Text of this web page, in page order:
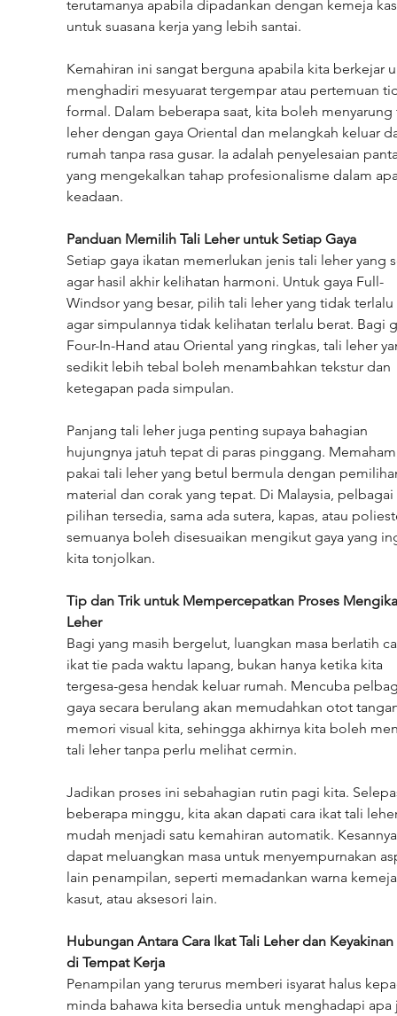
terutamanya apabila dipadankan dengan kemeja
untuk suasana kerja yang lebih santai.
Kemahiran ini sangat berguna apabila kita berkejar
menghadiri mesyuarat tergempar atau pertemuan
formal. Dalam beberapa saat, kita boleh
leher dengan gaya Oriental dan melangkah keluar
rumah tanpa rasa gusar. Ia adalah penyelesaian
yang mengekalkan tahap profesionalisme dalam
keadaan.
Panduan Memilih Tali Leher untuk Setiap Gaya
Setiap gaya ikatan memerlukan jenis tali leher yang
agar hasil akhir kelihatan harmoni. Untuk gaya Full-
Windsor yang besar, pilih tali leher yang tidak
agar simpulannya tidak kelihatan terlalu berat. Bagi
Four-In-Hand atau Oriental yang ringkas, tali leher
sedikit lebih tebal boleh menambahkan tekstur dan
ketegapan pada simpulan.
Panjang tali leher juga penting supaya bahagian
hujungnya jatuh tepat di paras pinggang.
pakai tali leher yang betul bermula dengan
material dan corak yang tepat. Di Malaysia, pelbagai
pilihan tersedia, sama ada sutera, kapas, atau
semuanya boleh disesuaikan mengikut gaya yang
kita tonjolkan.
Tip dan Trik untuk Mempercepatkan Proses
Leher
Bagi yang masih bergelut, luangkan masa berlatih
ikat tie pada waktu lapang, bukan hanya ketika kita
tergesa-gesa hendak keluar rumah. Mencuba
gaya secara berulang akan memudahkan otot
memori visual kita, sehingga akhirnya kita boleh
tali leher tanpa perlu melihat cermin.
Jadikan proses ini sebahagian rutin pagi kita.
beberapa minggu, kita akan dapati cara ikat tali
mudah menjadi satu kemahiran automatik.
dapat meluangkan masa untuk menyempurnakan
lain penampilan, seperti memadankan warna
kasut, atau aksesori lain.
Hubungan Antara Cara Ikat Tali Leher dan
di Tempat Kerja
Penampilan yang terurus memberi isyarat halus
minda bahawa kita bersedia untuk menghadapi